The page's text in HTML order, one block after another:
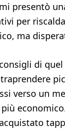
presentò
per
ma
di
verso un